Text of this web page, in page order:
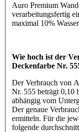
Auro Premium
verarbeitungsfertig
maximal 10%
Wie hoch ist der
Deckenfarbe Nr.
Der Verbrauch von
Nr. 555 beträgt 0,10
abhängig vom
Der genaue
ermitteln. Für die
folgende